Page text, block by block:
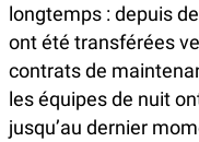
longtemps : depuis
ont été transférées
contrats de
les équipes de nuit
jusqu’au dernier